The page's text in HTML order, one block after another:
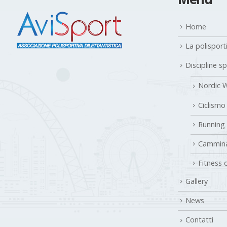
Home
La
Discipline
Nordic
Running
Fitness
Gallery
News
Contatti